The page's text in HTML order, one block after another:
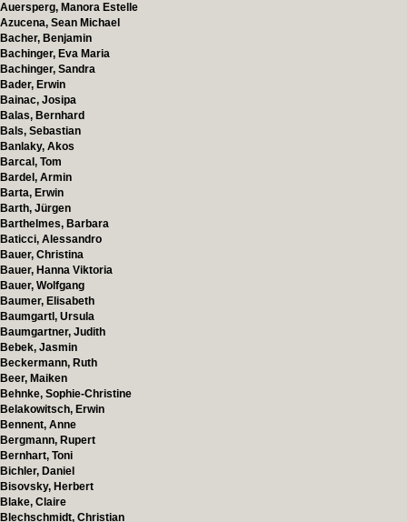
Auersperg, Manora Estelle
Azucena, Sean Michael
Bacher, Benjamin
Bachinger, Eva Maria
Bachinger, Sandra
Bader, Erwin
Bainac, Josipa
Balas, Bernhard
Bals, Sebastian
Banlaky, Akos
Barcal, Tom
Bardel, Armin
Barta, Erwin
Barth, Jürgen
Barthelmes, Barbara
Baticci, Alessandro
Bauer, Christina
Bauer, Hanna Viktoria
Bauer, Wolfgang
Baumer, Elisabeth
Baumgartl, Ursula
Baumgartner, Judith
Bebek, Jasmin
Beckermann, Ruth
Beer, Maiken
Behnke, Sophie-Christine
Belakowitsch, Erwin
Bennent, Anne
Bergmann, Rupert
Bernhart, Toni
Bichler, Daniel
Bisovsky, Herbert
Blake, Claire
Blechschmidt, Christian